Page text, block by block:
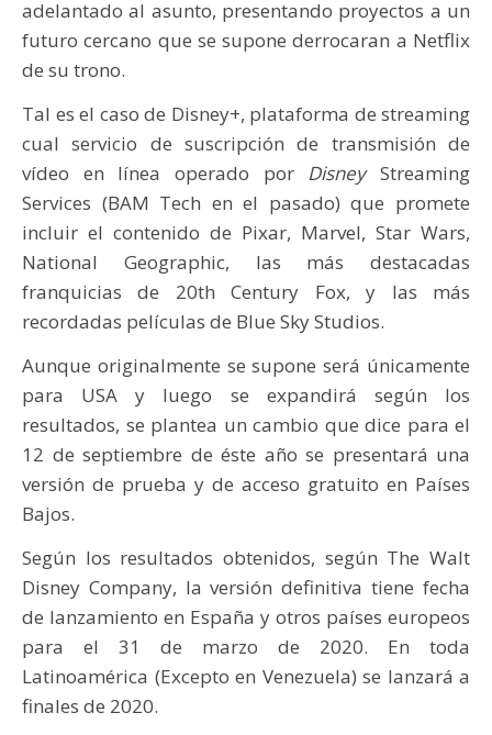
adelantado al asunto, presentando proyectos a un
futuro cercano que se supone derrocaran a Netflix
de su trono.
Tal es el caso de Disney+, plataforma de streaming
cual servicio de suscripción de transmisión de
vídeo en línea operado por DisneyStreaming
Services (BAM Tech en el pasado) que promete
incluir el contenido de Pixar, Marvel, Star Wars,
National Geographic, las más destacadas
franquicias de 20th Century Fox, y las más
recordadas películas de Blue Sky Studios.
Aunque originalmente se supone será únicamente
para USA y luego se expandirá según los
resultados, se plantea un cambio que dice para el
12 de septiembre de éste año se presentará una
versión de prueba y de acceso gratuito en Países
Bajos.
Según los resultados obtenidos, según The Walt
Disney Company, la versión definitiva tiene fecha
de lanzamiento en España y otros países europeos
para el 31 de marzo de 2020. En toda
Latinoamérica (Excepto en Venezuela) se lanzará a
finales de 2020.